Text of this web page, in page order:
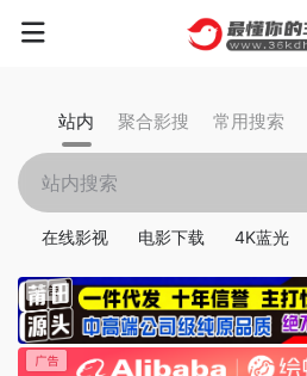
站内 聚合影搜 常用搜索
在线影视 电影下载 4K蓝光